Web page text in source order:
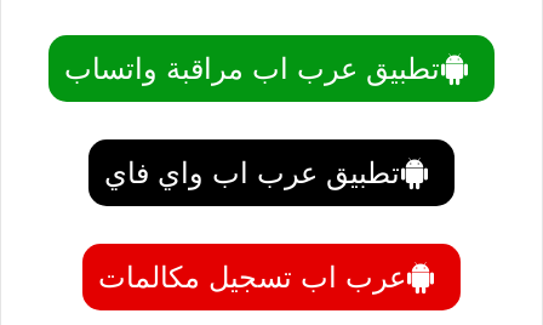
تطبيق عرب اب مراقبة واتساب
تطبيق عرب اب واي فاي
عرب اب تسجيل مكالمات